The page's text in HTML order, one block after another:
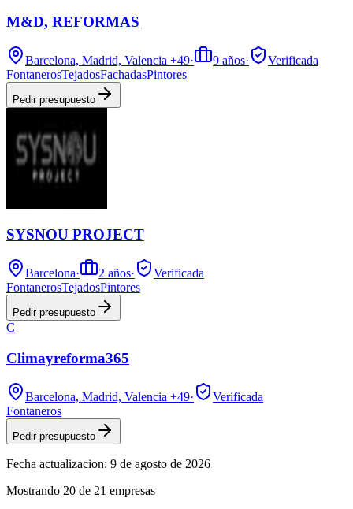
M&D, REFORMAS
Barcelona, Madrid, Valencia +49· 9 años·
Verificada
FontanerosTejadosFachadasPintores
Pedir presupuesto
SYSNOU PROJECT
Barcelona· 2 años·
Verificada
FontanerosTejadosPintores
Pedir presupuesto
C
Climayreforma365
Barcelona, Madrid, Valencia +49·
Verificada
Fontaneros
Pedir presupuesto
Fecha actualizacion: 9 de agosto de 2026
Mostrando 20 de 21 empresas